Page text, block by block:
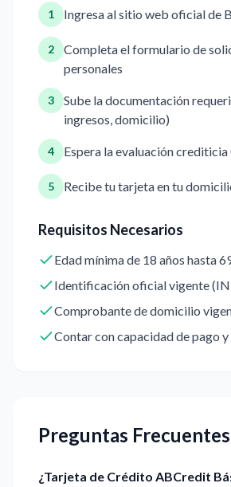
1 Ingresa al sitio web oficial de
2
Completa el formulario de
personales
3
Sube la documentación
ingresos, domicilio)
4 Espera la evaluación
5 Recibe tu tarjeta en tu
Requisitos Necesarios
Edad mínima de 18 años hasta
Identificación oficial vigente
Comprobante de domicilio
Contar con capacidad de pago
Preguntas Frecuentes
¿Tarjeta de Crédito ABCredit